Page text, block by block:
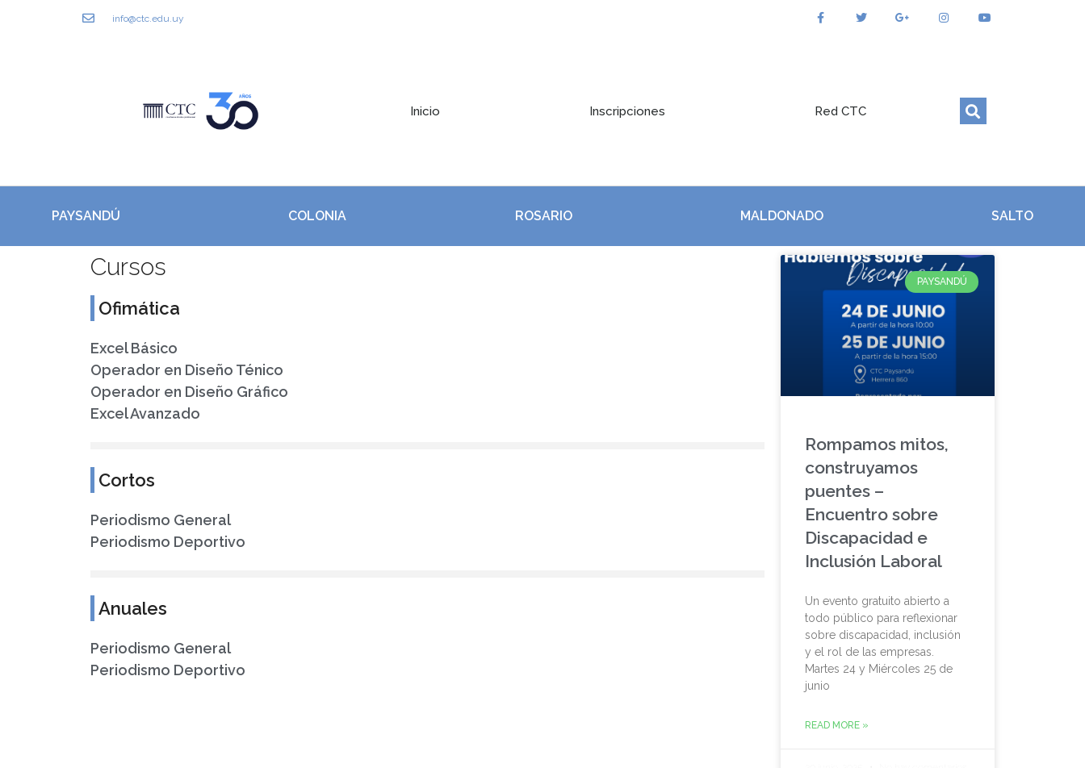
info@ctc.edu.uy
Inicio Inscripciones Red CTC
PAYSANDÚ COLONIA ROSARIO MALDONADO SALTO
Cursos
Ofimática
Excel Básico
Operador en Diseño Ténico
Operador en Diseño Gráfico
Excel Avanzado
Cortos
Periodismo General
Periodismo Deportivo
Anuales
Periodismo General
Periodismo Deportivo
PAYSANDÚ
Rompamos mitos,
construyamos
puentes –
Encuentro sobre
Discapacidad e
Inclusión Laboral
Un evento gratuito abierto a
todo público para reflexionar
sobre discapacidad, inclusión
y el rol de las empresas.
Martes 24 y Miércoles 25 de
junio
READ MORE »